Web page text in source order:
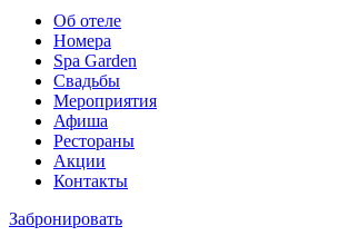
Об отеле
Номера
Spa Garden
Свадьбы
Мероприятия
Афиша
Рестораны
Акции
Контакты
Забронировать